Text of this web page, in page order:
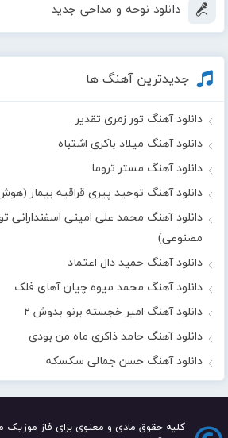
دانلود نوحه و مداحی جدید
جدیدترین آهنگ ها
دانلود آهنگ تور زمری تقدیر
دانلود آهنگ میلاد باکری اشتباه
دانلود آهنگ مستر تروما
دانلود آهنگ توحید پیری قراقیه بیمار
دانلود آهنگ محمد علی امینی اسفندارانی
مصنوعی)
دانلود آهنگ حمید دال اعتماد
دانلود آهنگ محمد میوه چیان آهای فلک
دانلود آهنگ امیر خجسته برنو بدوش ۲
دانلود آهنگ حامد ذاکری ماه من بودی
دانلود آهنگ حسن جمالی سکسکه
کلیه حقوق مادی و معنوی برای فاز